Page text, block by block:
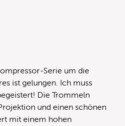
Serie um die
ist gelungen. Ich muss
Die Trommeln
und einen schönen
mit einem hohen